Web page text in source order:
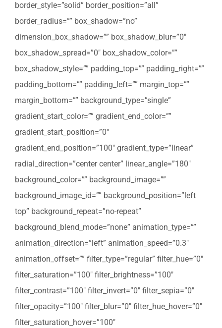
border_style=”solid” border_position=”all”
border_radius=”” box_shadow=”no”
dimension_box_shadow=”” box_shadow_blur=”0″
box_shadow_spread=”0″ box_shadow_color=””
box_shadow_style=”” padding_top=”” padding_right=””
padding_bottom=”” padding_left=”” margin_top=””
margin_bottom=”” background_type=”single”
gradient_start_color=”” gradient_end_color=””
gradient_start_position=”0″
gradient_end_position=”100″ gradient_type=”linear”
radial_direction=”center center” linear_angle=”180″
background_color=”” background_image=””
background_image_id=”” background_position=”left
top” background_repeat=”no-repeat”
background_blend_mode=”none” animation_type=””
animation_direction=”left” animation_speed=”0.3″
animation_offset=”” filter_type=”regular” filter_hue=”0″
filter_saturation=”100″ filter_brightness=”100″
filter_contrast=”100″ filter_invert=”0″ filter_sepia=”0″
filter_opacity=”100″ filter_blur=”0″ filter_hue_hover=”0″
filter_saturation_hover=”100″